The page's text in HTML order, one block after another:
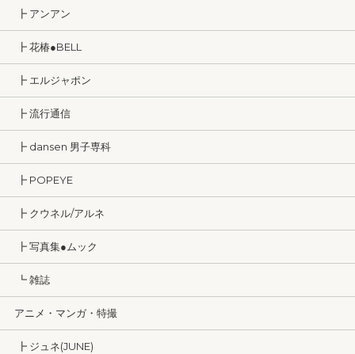
┣ アンアン
┣ 花椿●BELL
┣ エルジャポン
┣ 流行通信
┣ dansen 男子専科
┣ POPEYE
┣ クウネル/アルネ
┣ 写真集●ムック
┗ 雑誌
アニメ・マンガ・特撮
┣ ジュネ(JUNE)